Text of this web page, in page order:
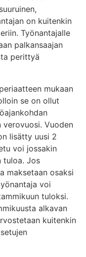
on kuitenkin
Työnantajalle
palkansaajan
perittyä
mukaan
se on ollut
verovuosi. Vuoden
lisätty uusi 2
voi jossakin
tuloa. Jos
maksetaan osaksi
voi
tuloksi.
alkavan
kuitenkin